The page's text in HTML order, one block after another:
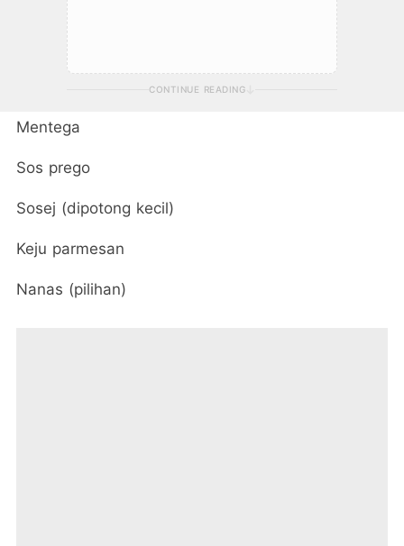
CONTINUE READING
Mentega
Sos prego
Sosej (dipotong kecil)
Keju parmesan
Nanas (pilihan)